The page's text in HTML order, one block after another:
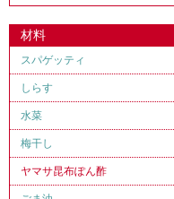
材料
スパゲッティ
しらす
水菜
梅干し
ヤマサ昆布ぽん酢